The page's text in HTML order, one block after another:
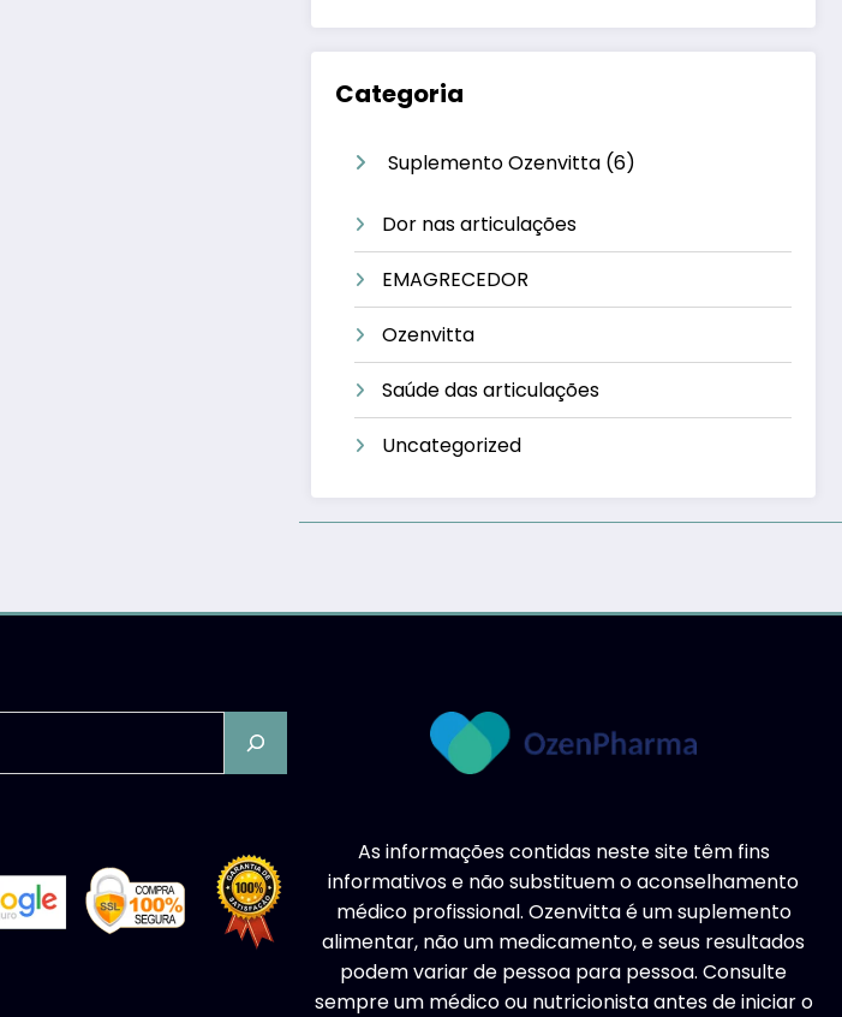
Categoria
Suplemento Ozenvitta 66
Dor nas articulações
EMAGRECEDOR
Ozenvitta
Saúde das articulações
Uncategorized
As informações contidas neste site têm fins
informativos e não substituem o aconselhamento
médico profissional. Ozenvitta é um suplemento
alimentar, não um medicamento, e seus resultados
podem variar de pessoa para pessoa. Consulte
sempre um médico ou nutricionista antes de iniciar o